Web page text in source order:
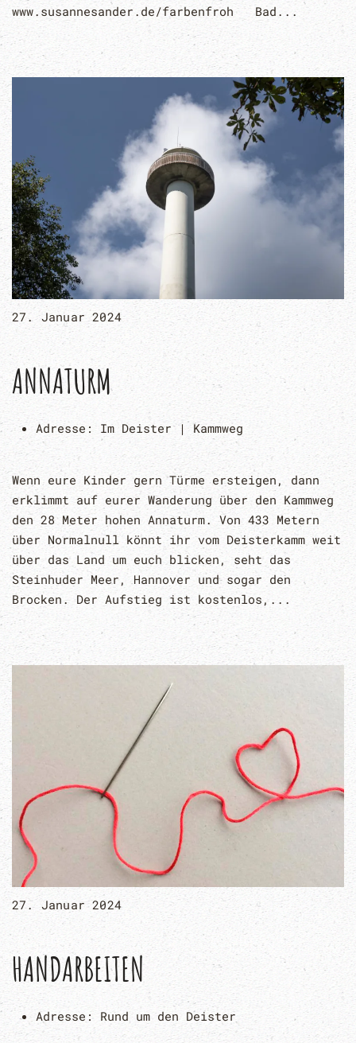
www.susannesander.de/farbenfroh Bad...
27. Januar 2024
ANNATURM
Adresse: Im Deister | Kammweg
Wenn eure Kinder gern Türme ersteigen, dann
erklimmt auf eurer Wanderung über den Kammweg
den 28 Meter hohen Annaturm. Von 433 Metern
über Normalnull könnt ihr vom Deisterkamm weit
über das Land um euch blicken, seht das
Steinhuder Meer, Hannover und sogar den
Brocken. Der Aufstieg ist kostenlos,...
27. Januar 2024
HANDARBEITEN
Adresse: Rund um den Deister